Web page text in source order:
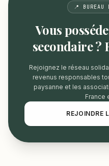
📍
Vous
secondaire ?
Rejoignez le réseau
revenus responsables
paysanne et les
France
REJOINDRE